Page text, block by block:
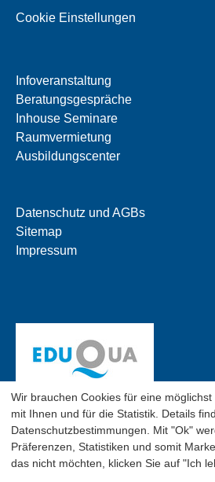
Cookie Einstellungen
Infoveranstaltung
Beratungsgespräche
Inhouse Seminare
Raumvermietung
Ausbildungscenter
Datenschutz und AGBs
Sitemap
Impressum
© 2026 SGO Business School,
Wir brauchen Cookies für eine
mit Ihnen und für die Statistik. Details
Datenschutzbestimmungen. Mit "Ok"
Präferenzen, Statistiken und somit
das nicht möchten, klicken Sie auf "Ich